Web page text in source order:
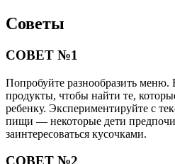
Советы
СОВЕТ №1
Попробуйте разнообразить
продукты, чтобы найти те,
ребенку. Экспериментируйте с
пищи — некоторые дети
заинтересоваться кусочками.
СОВЕТ №2